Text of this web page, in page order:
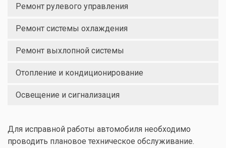
Ремонт рулевого управления
Ремонт системы охлаждения
Ремонт выхлопной системы
Отопление и кондиционирование
Освещение и сигнализация
Для исправной работы автомобиля необходимо
проводить плановое техническое обслуживание.